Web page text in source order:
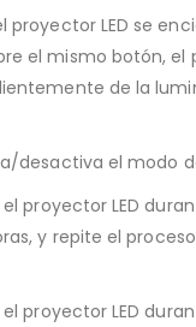
proyector LED se
el mismo botón, el
de la
desactiva el modo
proyector LED
y repite el
proyector LED